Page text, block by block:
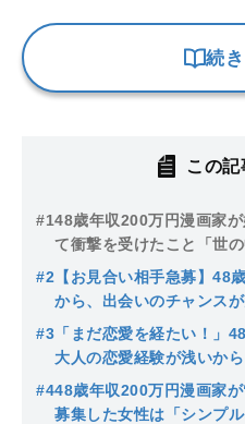
続
この
#148歳年収200万円漫画家
て衝撃を受けたこと「世
人が……」
#2 【お見合い相手急募】48
から、出会いのチャンス
に本人が真剣回答「アプ
#3 「まだ恋愛を経たい！」
大人の恋愛経験が浅いか
#448歳年収200万円漫画家
募集した女性は「シンプ